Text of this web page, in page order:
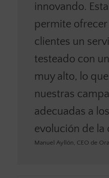
innovando.
permite
clientes un
testeado con
muy alto, lo
nuestras
adecuadas a
evolución de la
Manuel Ayllón, CEO de